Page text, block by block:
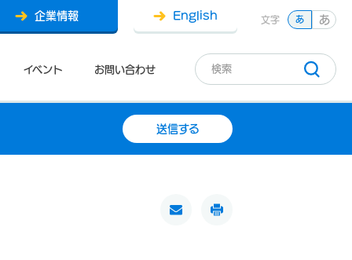
イベント お問い合わせ
企業情報 English 文字 あ あ
送信する